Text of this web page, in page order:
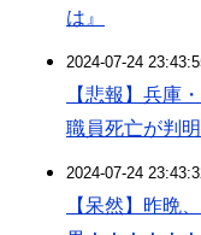
は』
2024-07-24
【悲報】兵庫
職員死亡が判
2024-07-24
【呆然】昨晩